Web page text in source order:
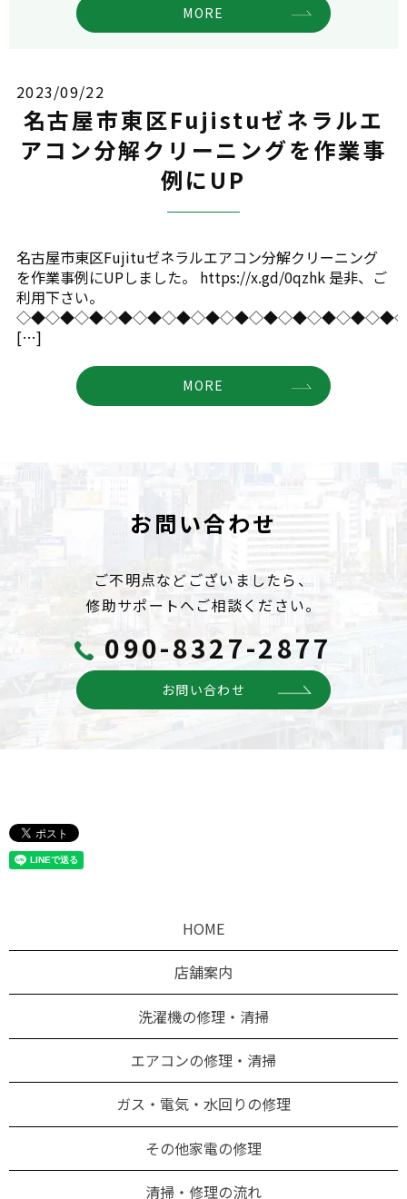
MORE
2023/09/22
名古屋市東区Fujistuゼネラルエ
アコン分解クリーニングを作業事
例にUP
名古屋市東区Fujituゼネラルエアコン分解クリーニング
を作業事例にUPしました。 https://x.gd/0qzhk 是非、ご
利用下さい。
[…]
MORE
お問い合わせ
ご不明点などございましたら、
修助サポートへご相談ください。
090-8327-2877
お問い合わせ
HOME
店舗案内
洗濯機の修理・清掃
エアコンの修理・清掃
ガス・電気・水回りの修理
その他家電の修理
清掃・修理の流れ